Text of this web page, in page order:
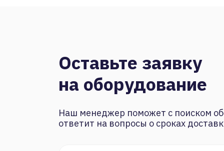
Оставьте заявку
на оборудование
Наш менеджер поможет с поиском
ответит на вопросы о сроках